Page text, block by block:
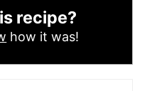
recipe?
how it was!